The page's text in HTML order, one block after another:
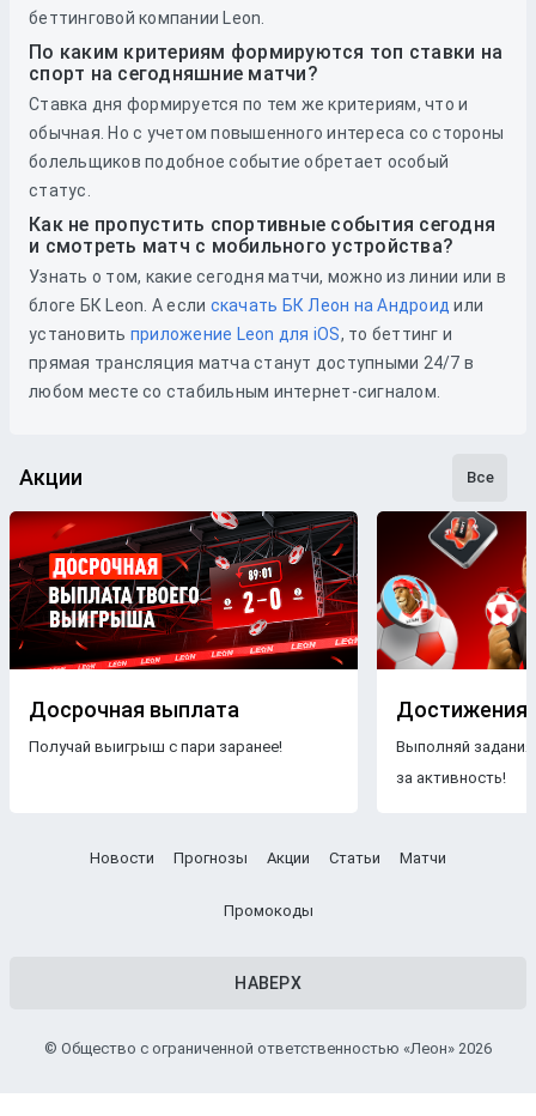
беттинговой компании Leon.
По каким критериям формируются топ ставки на
спорт на сегодняшние матчи?
Ставка дня формируется по тем же критериям, что и
обычная. Но с учетом повышенного интереса со стороны
болельщиков подобное событие обретает особый
статус.
Как не пропустить спортивные события сегодня
и смотреть матч с мобильного устройства?
Узнать о том, какие сегодня матчи, можно из линии или в
блоге БК Leon. А если скачать БК Леон на Андроид или
установить приложение Leon для iOS, то беттинг и
прямая трансляция матча станут доступными 24/7 в
любом месте со стабильным интернет-сигналом.
Акции Все
Досрочная выплата
Получай выигрыш с пари заранее!
Достижения
Выполняй
за активность!
Новости Прогнозы Акции Статьи Матчи
Промокоды
НАВЕРХ
© Общество с ограниченной ответственностью «Леон» 2026